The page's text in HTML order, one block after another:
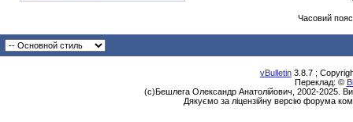
Часовий
vBulletin 3.8.7 ;
Переклад: ©
(с)Бешлега Олександр Анатолійович, 2002-2025.
Дякуємо за ліцензійну версію форума